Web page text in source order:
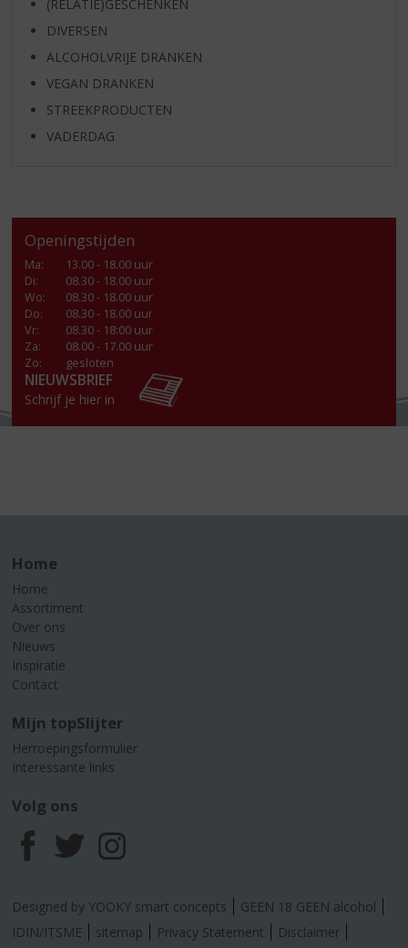
(RELATIE)GESCHENKEN
DIVERSEN
ALCOHOLVRIJE DRANKEN
VEGAN DRANKEN
STREEKPRODUCTEN
VADERDAG
Openingstijden
Ma:
13.00 - 18.00 uur
Di:
08.30 - 18.00 uur
Wo:
08.30 - 18.00 uur
Do:
08.30 - 18.00 uur
Vr:
08.30 - 18:00 uur
Za:
08.00 - 17.00 uur
Zo:
gesloten
NIEUWSBRIEF
Schrijf je hier in
Home
Home
Assortiment
Over ons
Nieuws
Inspiratie
Contact
Mijn topSlijter
Herroepingsformulier
Interessante links
Volg ons
F
a
c
T
w
i
I
n
s
Designed by YOOKY smart concepts
GEEN 18 GEEN alcohol
IDIN/ITSME
sitemap Privacy Statement Disclaimer